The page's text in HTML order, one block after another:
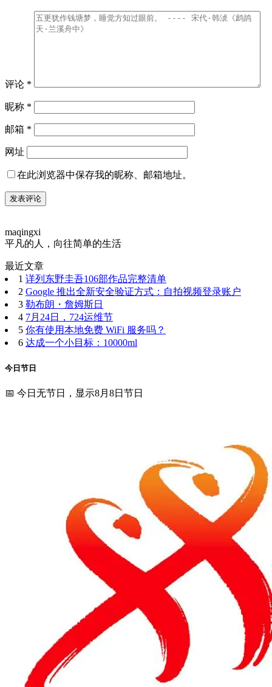
评论 *
昵称 *
邮箱 *
网址
在此浏览器中保存我的昵称、邮箱地址。
maqingxi
平凡的人，向往简单的生活
最近文章
1 详列东野圭吾106部作品完整清单
2 Google 推出全新安全验证方式：自拍视频登录账户
3 勒布朗・詹姆斯日
4 7月24日，724运维节
5 你有使用本地免费 WiFi 服务吗？
6 达成一个小目标：10000ml
今日节日
📅 今日无节日，显示8月8日节日